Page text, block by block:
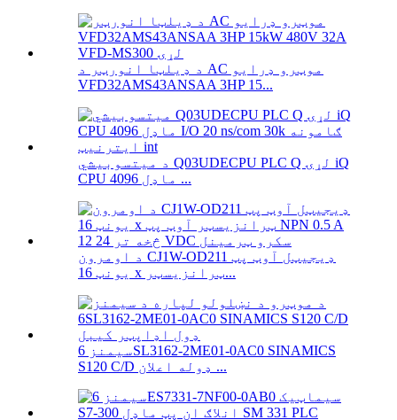
د ډیلټا انورټر د AC موټرو ډرایو
VFD32AMS43ANSAA 3HP 15...
د میتسوبیشي Q03UDECPU PLC Q لړۍ iQ
CPU ماډل 4096 ...
د اومرون CJ1W-OD211 ډیجیټل آوټ پټ
یونټ 16 x ټرانزیسټر...
سیمنز 6SL3162-2ME01-0AC0 SINAMICS
S120 C/D ډوله اعلان ...